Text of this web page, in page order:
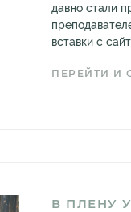
давно стали
вставки с
ПЕРЕЙТИ И
В ПЛЕНУ